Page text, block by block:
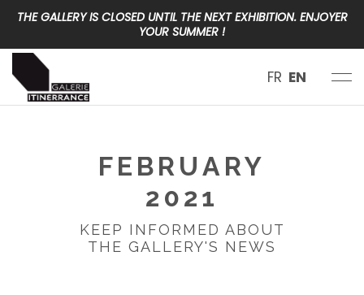
THE GALLERY IS CLOSED UNTIL THE NEXT EXHIBITION. ENJOYER
YOUR SUMMER !
FR EN
FEBRUARY
2021
KEEP INFORMED ABOUT
THE GALLERY'S NEWS